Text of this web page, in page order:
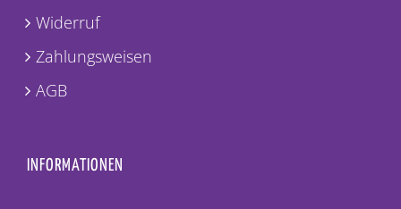
Widerruf
Zahlungsweisen
AGB
INFORMATIONEN